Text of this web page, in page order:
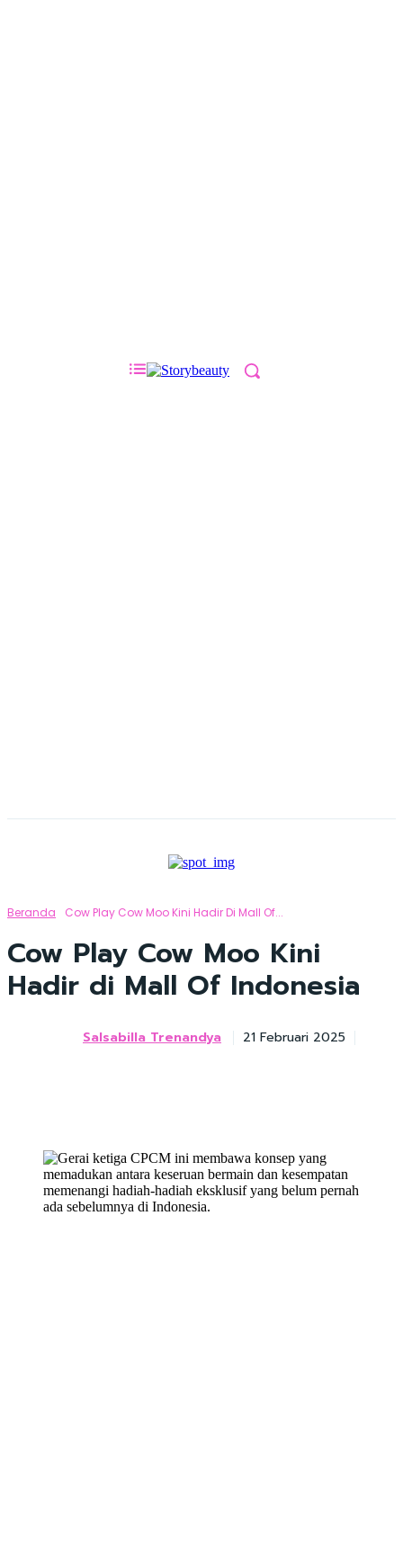
Beranda Cow Play Cow Moo Kini Hadir Di Mall Of...
Cow Play Cow Moo Kini
Hadir di Mall Of Indonesia
Salsabilla Trenandya 21 Februari 2025